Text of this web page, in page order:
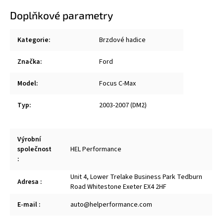
Doplňkové parametry
Kategorie: Brzdové hadice
Značka: Ford
Model: Focus C-Max
Typ: 2003-2007 (DM2)
Výrobní
společnost
:
HEL Performance
Adresa :
Unit 4, Lower Trelake Business Park Tedburn
Road Whitestone Exeter EX4 2HF
E-mail : auto@helperformance.com